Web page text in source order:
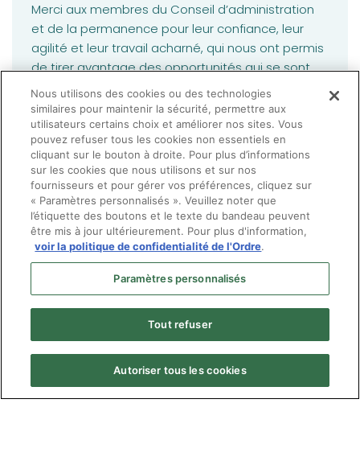
Merci aux membres du Conseil d’administration
et de la permanence pour leur confiance, leur
agilité et leur travail acharné, qui nous ont permis
de tirer avantage des opportunités qui se sont
présentées pour faire avancer les dossiers. Nous
continuerons d’exercer un leadership fort sur les
enjeux importants touchant notre profession,
pour le plus grand bénéfice de la population.
Menu
© Ordre des optométristes du Québec
Nous utilisons des cookies ou des technologies
similaires pour maintenir la sécurité, permettre aux
utilisateurs certains choix et améliorer nos sites. Vous
pouvez refuser tous les cookies non essentiels en
cliquant sur le bouton à droite. Pour plus d’informations
sur les cookies que nous utilisons et sur nos
fournisseurs et pour gérer vos préférences, cliquez sur
« Paramètres personnalisés ». Veuillez noter que
l’étiquette des boutons et le texte du bandeau peuvent
être mis à jour ultérieurement. Pour plus d'information,
voir la politique de confidentialité de l'Ordre.
Paramètres personnalisés
Tout refuser
Autoriser tous les cookies